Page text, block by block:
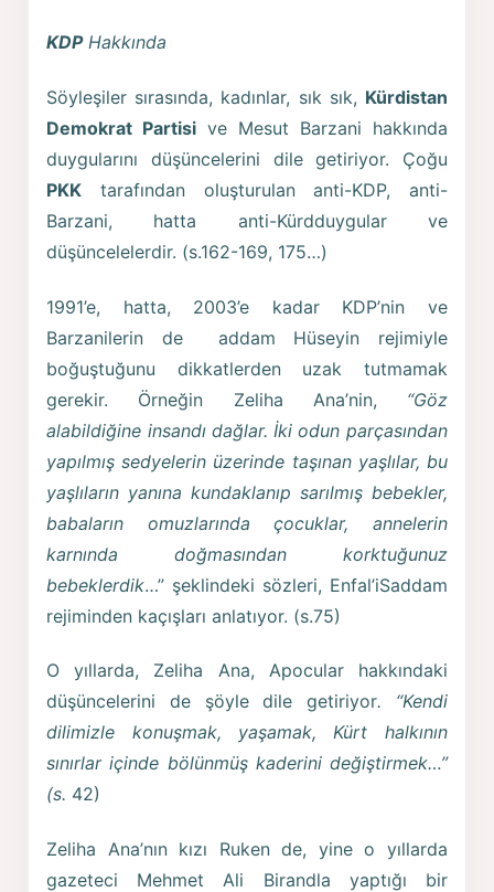
KDPHakkında
Söyleşiler sırasında, kadınlar, sık sık, Kürdistan
Demokrat Partisi ve Mesut Barzani hakkında
duygularını düşüncelerini dile getiriyor. Çoğu
PKK tarafından oluşturulan anti-KDP, anti-
Barzani, hatta anti-Kürdduygular ve
düşüncelelerdir. (s.162-169, 175…)
1991’e, hatta, 2003’e kadar KDP’nin ve
Barzanilerin de addam Hüseyin rejimiyle
boğuştuğunu dikkatlerden uzak tutmamak
gerekir. Örneğin Zeliha Ana’nin, “Göz
alabildiğine insandı dağlar. İki odun parçasından
yapılmış sedyelerin üzerinde taşınan yaşlılar, bu
yaşlıların yanına kundaklanıp sarılmış bebekler,
babaların omuzlarında çocuklar, annelerin
karnında doğmasından korktuğunuz
bebeklerdik…” şeklindeki sözleri, Enfal’iSaddam
rejiminden kaçışları anlatıyor. (s.75)
O yıllarda, Zeliha Ana, Apocular hakkındaki
düşüncelerini de şöyle dile getiriyor. “Kendi
dilimizle konuşmak, yaşamak, Kürt halkının
sınırlar içinde bölünmüş kaderini değiştirmek…”
(s. 42)
Zeliha Ana’nın kızı Ruken de, yine o yıllarda
gazeteci Mehmet Ali Birandla yaptığı bir